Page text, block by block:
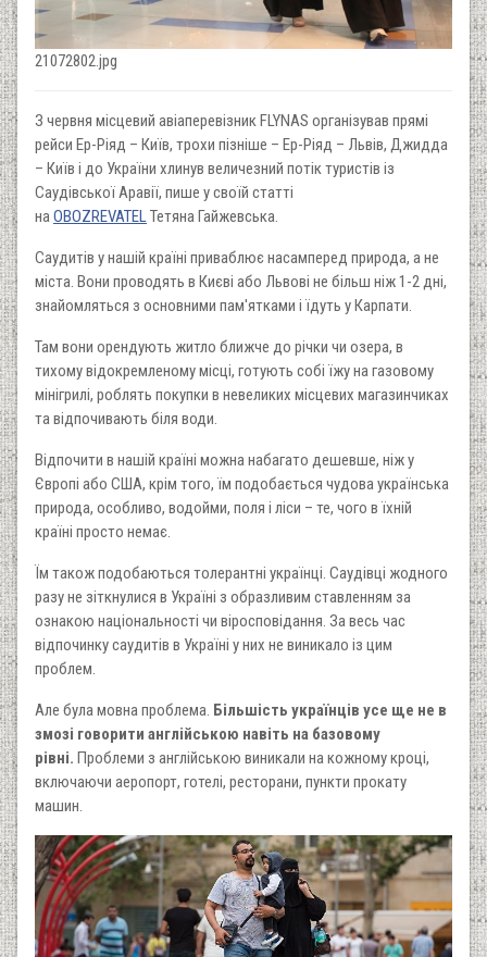
21072802.jpg
З червня місцевий авіаперевізник FLYNAS організував прямі
рейси Ер-Ріяд – Київ, трохи пізніше – Ер-Ріяд – Львів, Джидда
– Київ і до України хлинув величезний потік туристів із
Саудівської Аравії, пише у своїй статті
наOBOZREVATELТетяна Гайжевська.
Саудитів у нашій країні приваблює насамперед природа, а не
міста. Вони проводять в Києві або Львові не більш ніж 1-2 дні,
знайомляться з основними пам'ятками і їдуть у Карпати.
Там вони орендують житло ближче до річки чи озера, в
тихому відокремленому місці, готують собі їжу на газовому
мінігрилі, роблять покупки в невеликих місцевих магазинчиках
та відпочивають біля води.
Відпочити в нашій країні можна набагато дешевше, ніж у
Європі або США, крім того, їм подобається чудова українська
природа, особливо, водойми, поля і ліси – те, чого в їхній
країні просто немає.
Їм також подобаються толерантні українці. Саудівці жодного
разу не зіткнулися в Україні з образливим ставленням за
ознакою національності чи віросповідання. За весь час
відпочинку саудитів в Україні у них не виникало із цим
проблем.
Але була мовна проблема. Більшість українців усе ще не в
змозі говорити англійською навіть на базовому
рівні. Проблеми з англійською виникали на кожному кроці,
включаючи аеропорт, готелі, ресторани, пункти прокату
машин.